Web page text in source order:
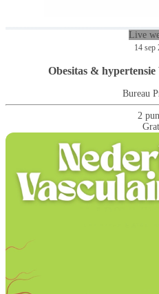
Live
14 sep
Obesitas &
Bureau
2